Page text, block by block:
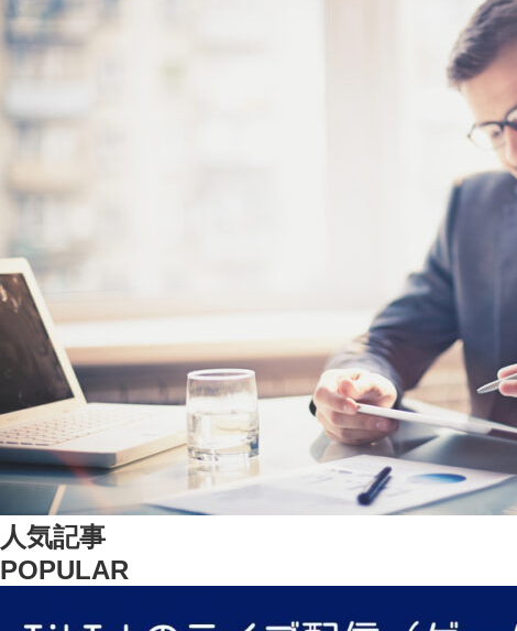
人気記事
POPULAR